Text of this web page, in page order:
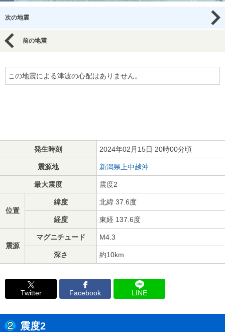
次の地震
前の地震
この地震による津波の心配はありません。
発生時刻 2024年02月15日 20時00分頃
震源地 新潟県上中越沖
最大震度 震度2
位置
緯度 北緯 37.6度
経度 東経 137.6度
震源
マグニチュード M4.3
深さ 約10km
Twitter Facebook LINE
震度2